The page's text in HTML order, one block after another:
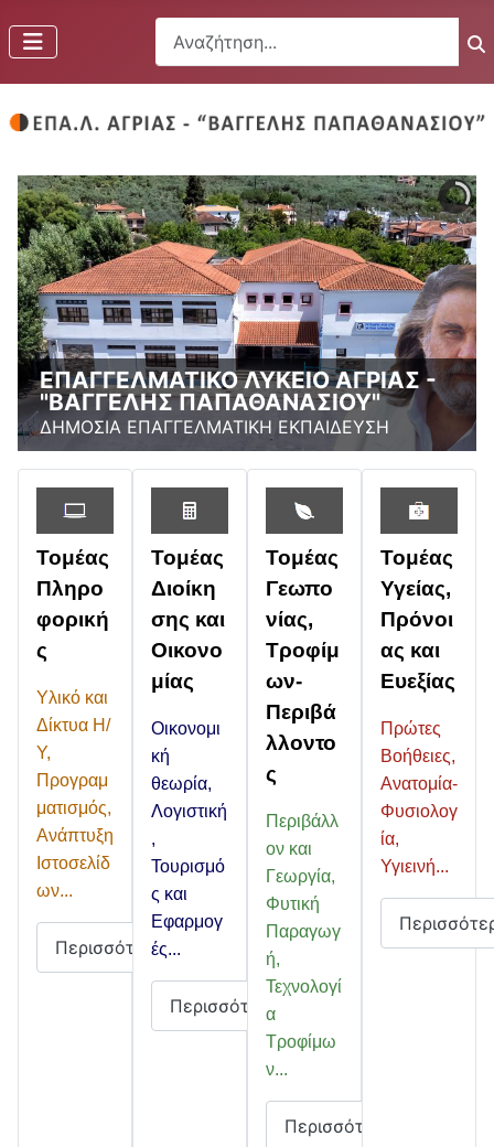
Αναζήτηση...
ΕΠΑΓΓΕΛΜΑΤΙΚΟ ΛΥΚΕΙΟ ΑΓΡΙΑΣ -
"ΒΑΓΓΕΛΗΣ ΠΑΠΑΘΑΝΑΣΙΟΥ"
ΔΗΜΟΣΙΑ ΕΠΑΓΓΕΛΜΑΤΙΚΗ ΕΚΠΑΙΔΕΥΣΗ
Τομέας
Πληρο
φορική
ς
Υλικό και
Δίκτυα Η/
Υ,
Προγραμ
ματισμός,
Ανάπτυξη
Ιστοσελίδ
ων...
Περισσότερα
Τομέας
Διοίκη
σης και
Οικονο
μίας
Οικονομι
κή
θεωρία,
Λογιστική
,
Τουρισμό
ς και
Εφαρμογ
ές...
Περισσότερα
Τομέας
Γεωπο
νίας,
Τροφίμ
ων-
Περιβά
λλοντο
ς
Περιβάλλ
ον και
Γεωργία,
Φυτική
Παραγωγ
ή,
Τεχνολογί
α
Τροφίμω
ν...
Περισσότερα
Τομέας
Υγείας,
Πρόνοι
ας και
Ευεξίας
Πρώτες
Βοήθειες,
Ανατομία-
Φυσιολογ
ία,
Υγιεινή...